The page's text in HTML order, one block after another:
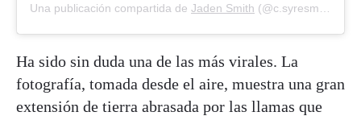
Una publicación compartida de Jaden Smith (@c.syresmith) el
Ha sido sin duda una de las más virales. La
fotografía, tomada desde el aire, muestra una gran
extensión de tierra abrasada por las llamas que